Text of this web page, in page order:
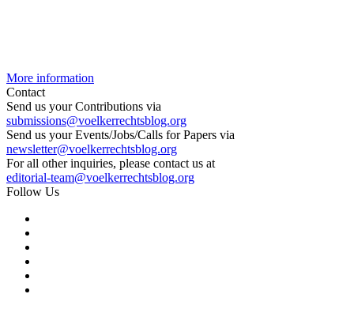
More information
Contact
Send us your Contributions via
submissions@voelkerrechtsblog.org
Send us your Events/Jobs/Calls for Papers via
newsletter@voelkerrechtsblog.org
For all other inquiries, please contact us at
editorial-team@voelkerrechtsblog.org
Follow Us